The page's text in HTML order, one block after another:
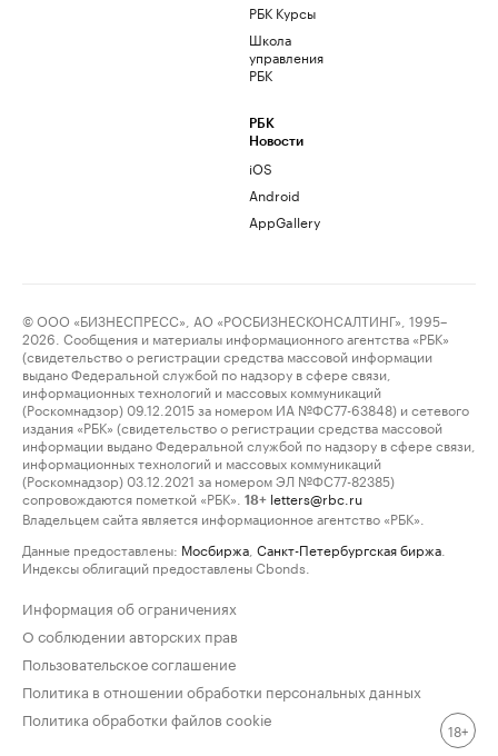
РБК Курсы
Школа
управления
РБК
РБК
Новости
iOS
Android
AppGallery
© ООО «БИЗНЕСПРЕСС», АО «РОСБИЗНЕСКОНСАЛТИНГ», 1995–
2026. Сообщения и материалы информационного агентства «РБК»
(свидетельство о регистрации средства массовой информации
выдано Федеральной службой по надзору в сфере связи,
информационных технологий и массовых коммуникаций
(Роскомнадзор) 09.12.2015 за номером ИА №ФС77-63848) и сетевого
издания «РБК» (свидетельство о регистрации средства массовой
информации выдано Федеральной службой по надзору в сфере связи,
информационных технологий и массовых коммуникаций
(Роскомнадзор) 03.12.2021 за номером ЭЛ №ФС77-82385)
сопровождаются пометкой «РБК».
18+ letters@rbc.ru
Владельцем сайта является информационное агентство «РБК».
Данные предоставлены: Мосбиржа Санкт-Петербургская биржа
Индексы облигаций предоставлены Cbonds.
Информация об ограничениях
О соблюдении авторских прав
Пользовательское соглашение
Политика в отношении обработки персональных данных
Политика обработки файлов cookie
18+